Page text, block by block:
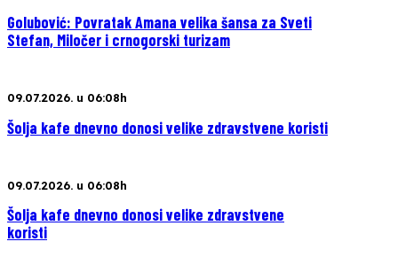
Golubović: Povratak Amana velika šansa za Sveti
Stefan, Miločer i crnogorski turizam
09.07.2026. u 06:08h
Šolja kafe dnevno donosi velike zdravstvene koristi
09.07.2026. u 06:08h
Šolja kafe dnevno donosi velike zdravstvene
koristi